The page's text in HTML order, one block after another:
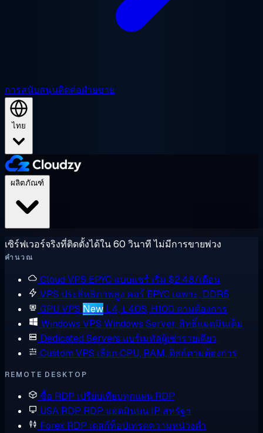
การสนับสนุนติดต่อฝ่ายขาย
ไทย
เซิร์ฟเวอร์จริงที่ติดตั้งได้ใน 60 วินาที ไม่มีการขายพ่วง
คำนวณ
Cloud VPS EPYC แบบแชร์ เริ่ม $2.48/เดือน
VPS ประสิทธิภาพสูง คอร์ EPYC เฉพาะ, DDR5
GPU VPS New L4, L40S, H100 ตามต้องการ
Windows VPS Windows Server, สิทธิ์แอดมินเต็ม
Dedicated Servers แบร์เมทัลผู้เช่ารายเดียว
Custom VPS เลือก CPU, RAM, ดิสก์ตามต้องการ
REMOTE DESKTOP
ซื้อ RDP เปรียบเทียบทุกแผน RDP
USA RDP RDP แอดมินบน IP สหรัฐฯ
Forex RDP เดสก์ท็อปเทรดความหน่วงต่ำ